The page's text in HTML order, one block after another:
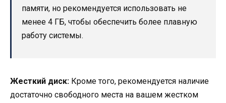
памяти, но рекомендуется использовать не
менее 4 ГБ, чтобы обеспечить более плавную
работу системы.
Жесткий диск: Кроме того, рекомендуется наличие
достаточно свободного места на вашем жестком